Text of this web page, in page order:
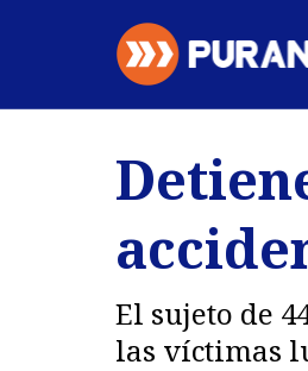
Regiones
Deportes
El sujeto de
las víctimas